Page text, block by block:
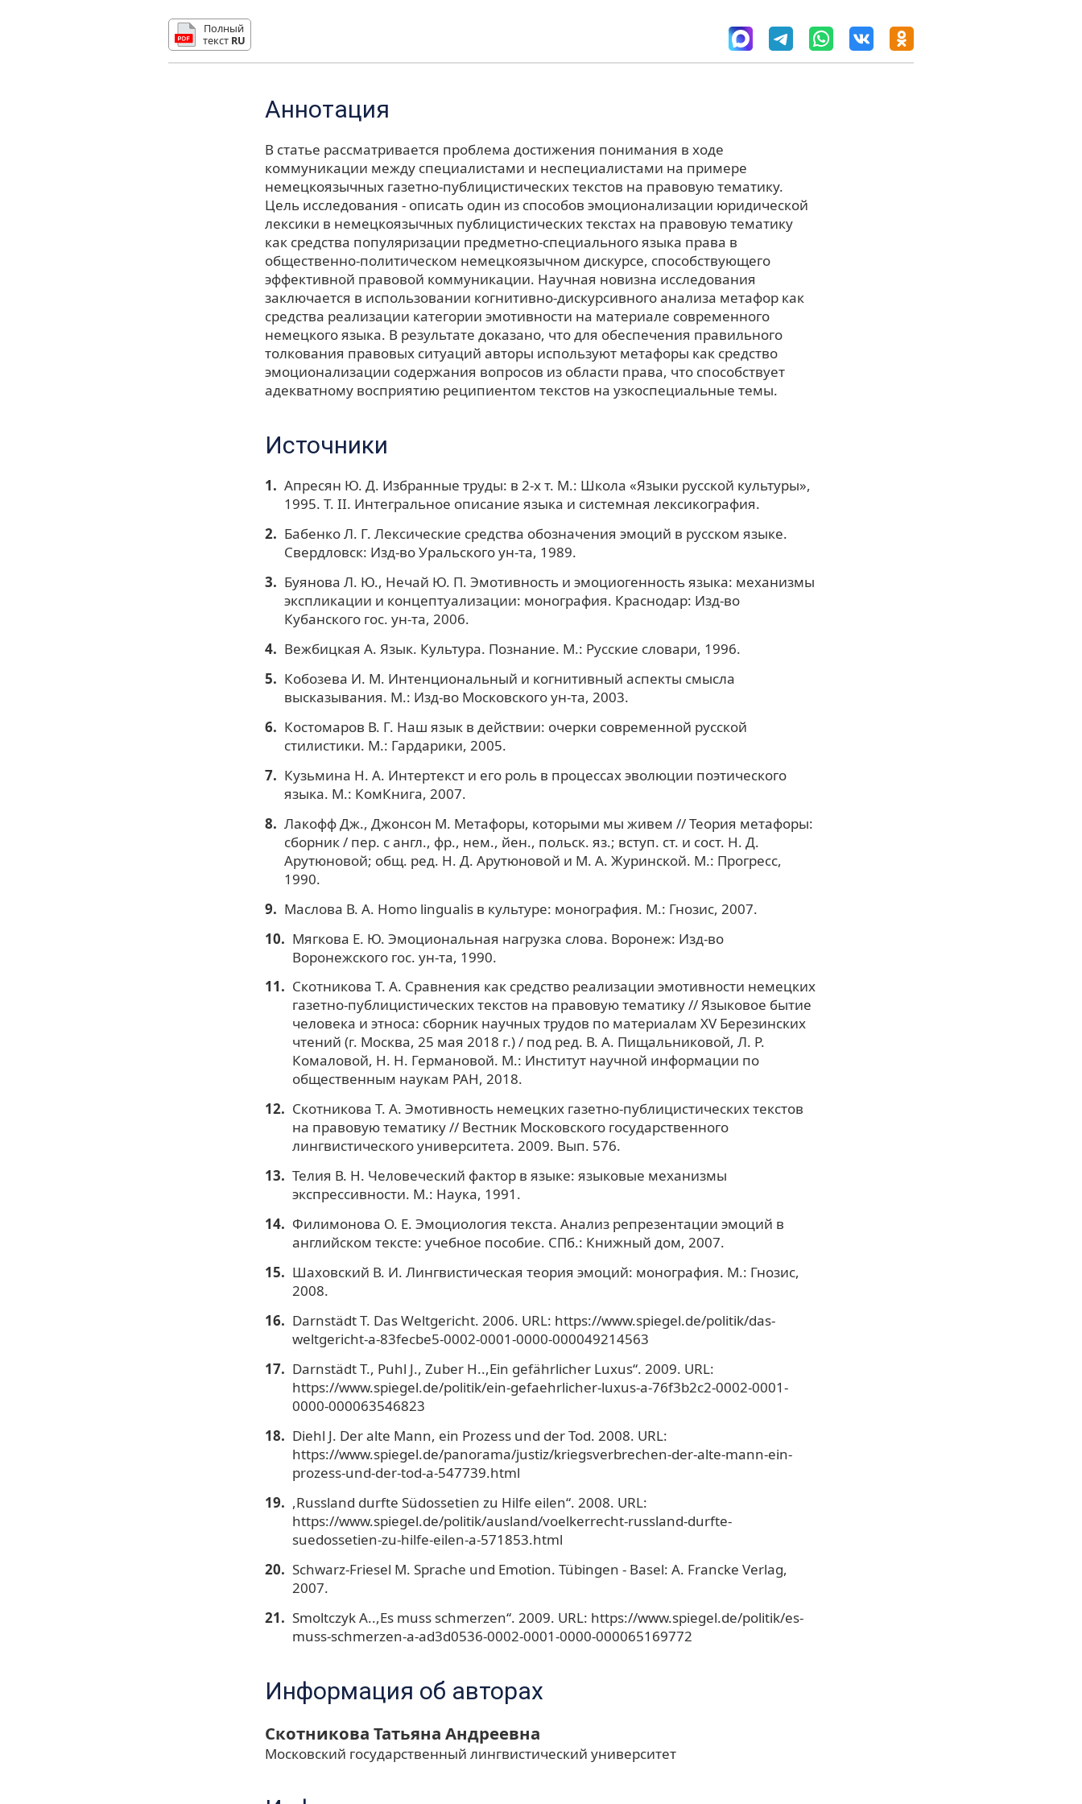
Полный
текст RU
Аннотация
В статье рассматривается проблема достижения понимания в ходе
коммуникации между специалистами и неспециалистами на примере
немецкоязычных газетно-публицистических текстов на правовую тематику.
Цель исследования - описать один из способов эмоционализации юридической
лексики в немецкоязычных публицистических текстах на правовую тематику
как средства популяризации предметно-специального языка права в
общественно-политическом немецкоязычном дискурсе, способствующего
эффективной правовой коммуникации. Научная новизна исследования
заключается в использовании когнитивно-дискурсивного анализа метафор как
средства реализации категории эмотивности на материале современного
немецкого языка. В результате доказано, что для обеспечения правильного
толкования правовых ситуаций авторы используют метафоры как средство
эмоционализации содержания вопросов из области права, что способствует
адекватному восприятию реципиентом текстов на узкоспециальные темы.
Источники
Апресян Ю. Д. Избранные труды: в 2-х т. М.: Школа «Языки русской культуры»,
1995. Т. II. Интегральное описание языка и системная лексикография.
Бабенко Л. Г. Лексические средства обозначения эмоций в русском языке.
Свердловск: Изд-во Уральского ун-та, 1989.
Буянова Л. Ю., Нечай Ю. П. Эмотивность и эмоциогенность языка: механизмы
экспликации и концептуализации: монография. Краснодар: Изд-во
Кубанского гос. ун-та, 2006.
Вежбицкая А. Язык. Культура. Познание. М.: Русские словари, 1996.
Кобозева И. М. Интенциональный и когнитивный аспекты смысла
высказывания. М.: Изд-во Московского ун-та, 2003.
Костомаров В. Г. Наш язык в действии: очерки современной русской
стилистики. М.: Гардарики, 2005.
Кузьмина Н. А. Интертекст и его роль в процессах эволюции поэтического
языка. М.: КомКнига, 2007.
Лакофф Дж., Джонсон М. Метафоры, которыми мы живем // Теория метафоры:
сборник / пер. с англ., фр., нем., йен., польск. яз.; вступ. ст. и сост. Н. Д.
Арутюновой; общ. ред. Н. Д. Арутюновой и М. А. Журинской. М.: Прогресс,
1990.
Маслова В. А. Homo lingualis в культуре: монография. М.: Гнозис, 2007.
Мягкова Е. Ю. Эмоциональная нагрузка слова. Воронеж: Изд-во
Воронежского гос. ун-та, 1990.
Скотникова Т. А. Сравнения как средство реализации эмотивности немецких
газетно-публицистических текстов на правовую тематику // Языковое бытие
человека и этноса: сборник научных трудов по материалам XV Березинских
чтений (г. Москва, 25 мая 2018 г.) / под ред. В. А. Пищальниковой, Л. Р.
Комаловой, Н. Н. Германовой. М.: Институт научной информации по
общественным наукам РАН, 2018.
Скотникова Т. А. Эмотивность немецких газетно-публицистических текстов
на правовую тематику // Вестник Московского государственного
лингвистического университета. 2009. Вып. 576.
Телия В. Н. Человеческий фактор в языке: языковые механизмы
экспрессивности. М.: Наука, 1991.
Филимонова О. Е. Эмоциология текста. Анализ репрезентации эмоций в
английском тексте: учебное пособие. СПб.: Книжный дом, 2007.
Шаховский В. И. Лингвистическая теория эмоций: монография. М.: Гнозис,
2008.
Darnstädt T. Das Weltgericht. 2006. URL: https://www.spiegel.de/politik/das-
weltgericht-a-83fecbe5-0002-0001-0000-000049214563
Darnstädt T., Puhl J., Zuber H..,Ein gefährlicher Luxus“. 2009. URL:
https://www.spiegel.de/politik/ein-gefaehrlicher-luxus-a-76f3b2c2-0002-0001-
0000-000063546823
Diehl J. Der alte Mann, ein Prozess und der Tod. 2008. URL:
https://www.spiegel.de/panorama/justiz/kriegsverbrechen-der-alte-mann-ein-
prozess-und-der-tod-a-547739.html
,Russland durfte Südossetien zu Hilfe eilen“. 2008. URL:
https://www.spiegel.de/politik/ausland/voelkerrecht-russland-durfte-
suedossetien-zu-hilfe-eilen-a-571853.html
Schwarz-Friesel M. Sprache und Emotion. Tübingen - Basel: A. Francke Verlag,
2007.
Smoltczyk A..,Es muss schmerzen“. 2009. URL: https://www.spiegel.de/politik/es-
muss-schmerzen-a-ad3d0536-0002-0001-0000-000065169772
Информация об авторах
Скотникова Татьяна Андреевна
Московский государственный лингвистический университет